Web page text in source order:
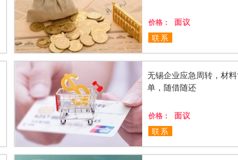
价格：
面议
联系
无锡企业应急周转，材
单，随借随还
价格：
面议
联系